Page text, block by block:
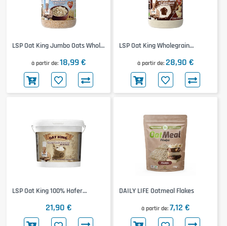
LSP Oat King Jumbo Oats Whole
à partir de 18,99 €
LSP Oat King Wholegrain
à partir de 28,90 €
LSP Oat King 100% Hafer
21,90 €
DAILY LIFE Oatmeal Flakes
à partir de 7,12 €